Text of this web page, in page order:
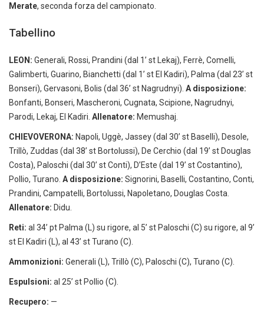
Merate, seconda forza del campionato.
Tabellino
LEON: Generali, Rossi, Prandini (dal 1’ st Lekaj), Ferrè, Comelli,
Galimberti, Guarino, Bianchetti (dal 1’ st El Kadiri), Palma (dal 23’ st
Bonseri), Gervasoni, Bolis (dal 36’ st Nagrudnyi). A disposizione:
Bonfanti, Bonseri, Mascheroni, Cugnata, Scipione, Nagrudnyi,
Parodi, Lekaj, El Kadiri. Allenatore: Memushaj.
CHIEVOVERONA: Napoli, Uggè, Jassey (dal 30’ st Baselli), Desole,
Trillò, Zuddas (dal 38’ st Bortolussi), De Cerchio (dal 19’ st Douglas
Costa), Paloschi (dal 30’ st Conti), D’Este (dal 19’ st Costantino),
Pollio, Turano. A disposizione: Signorini, Baselli, Costantino, Conti,
Prandini, Campatelli, Bortolussi, Napoletano, Douglas Costa.
Allenatore: Didu.
Reti: al 34’ pt Palma (L) su rigore, al 5’ st Paloschi (C) su rigore, al 9’
st El Kadiri (L), al 43’ st Turano (C).
Ammonizioni: Generali (L), Trillò (C), Paloschi (C), Turano (C).
Espulsioni: al 25’ st Pollio (C).
Recupero: —